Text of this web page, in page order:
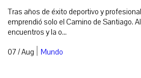
Tras años de éxito deportivo y
emprendió solo el Camino de Santiago.
encuentros y la o...
07 / Aug | Mundo